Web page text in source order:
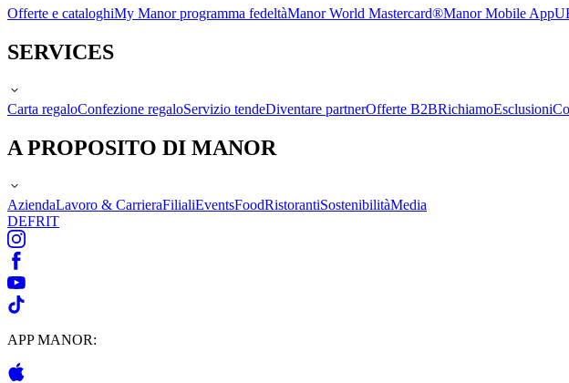
Offerte e cataloghiMy Manor programma fedeltàManor World Mastercard®Manor Mobile App
SERVICES
Carta regaloConfezione regaloServizio tendeDiventare partnerOfferte B2BRichiamoEsclusioni
A PROPOSITO DI MANOR
AziendaLavoro & CarrieraFilialiEventsFoodRistorantiSostenibilitàMedia
DEFRIT
APP MANOR: